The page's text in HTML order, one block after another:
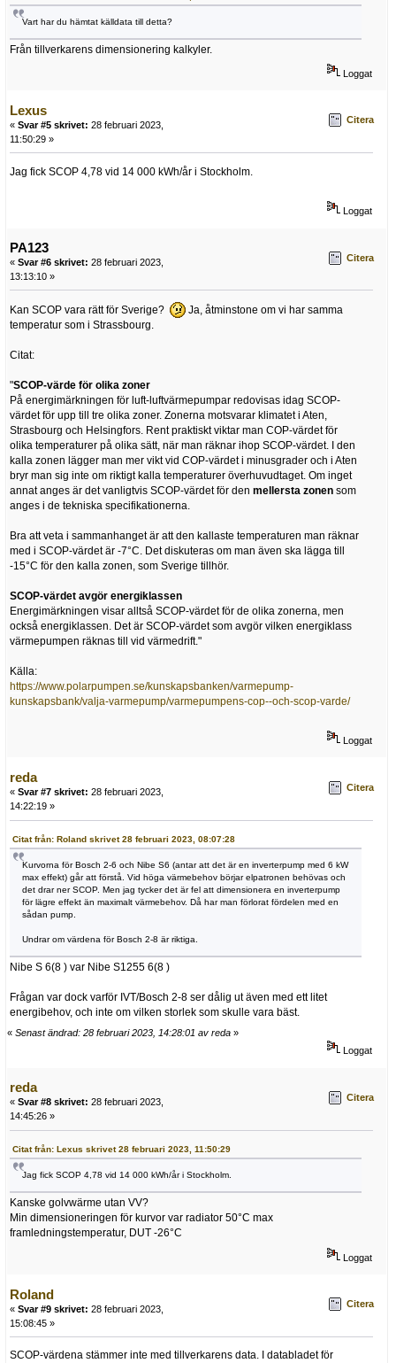
Vart har du hämtat källdata till detta?
Från tillverkarens dimensionering kalkyler.
Loggat
Lexus
« Svar #5 skrivet: 28 februari 2023,
11:50:29 »
Citera
Jag fick SCOP 4,78 vid 14 000 kWh/år i Stockholm.
Loggat
PA123
« Svar #6 skrivet: 28 februari 2023,
13:13:10 »
Citera
Kan SCOP vara rätt för Sverige?
Ja, åtminstone om vi har samma
temperatur som i Strassbourg.
Citat:
"SCOP-värde för olika zoner
På energimärkningen för luft-luftvärmepumpar redovisas idag SCOP-
värdet för upp till tre olika zoner. Zonerna motsvarar klimatet i Aten,
Strasbourg och Helsingfors. Rent praktiskt viktar man COP-värdet för
olika temperaturer på olika sätt, när man räknar ihop SCOP-värdet. I den
kalla zonen lägger man mer vikt vid COP-värdet i minusgrader och i Aten
bryr man sig inte om riktigt kalla temperaturer överhuvudtaget. Om inget
annat anges är det vanligtvis SCOP-värdet för den mellersta zonen som
anges i de tekniska specifikationerna.
Bra att veta i sammanhanget är att den kallaste temperaturen man räknar
med i SCOP-värdet är -7°C. Det diskuteras om man även ska lägga till
-15°C för den kalla zonen, som Sverige tillhör.
SCOP-värdet avgör energiklassen
Energimärkningen visar alltså SCOP-värdet för de olika zonerna, men
också energiklassen. Det är SCOP-värdet som avgör vilken energiklass
värmepumpen räknas till vid värmedrift."
Källa:
https://www.polarpumpen.se/kunskapsbanken/varmepump-
kunskapsbank/valja-varmepump/varmepumpens-cop--och-scop-varde/
Loggat
reda
« Svar #7 skrivet: 28 februari 2023,
14:22:19 »
Citera
Citat från: Roland skrivet 28 februari 2023, 08:07:28
Kurvorna för Bosch 2-6 och Nibe S6 (antar att det är en inverterpump med 6 kW
max effekt) går att förstå. Vid höga värmebehov börjar elpatronen behövas och
det drar ner SCOP. Men jag tycker det är fel att dimensionera en inverterpump
för lägre effekt än maximalt värmebehov. Då har man förlorat fördelen med en
sådan pump.
Undrar om värdena för Bosch 2-8 är riktiga.
Nibe S 6(8 ) var Nibe S1255 6(8 )
Frågan var dock varför IVT/Bosch 2-8 ser dålig ut även med ett litet
energibehov, och inte om vilken storlek som skulle vara bäst.
« Senast ändrad: 28 februari 2023, 14:28:01 av reda »
Loggat
reda
« Svar #8 skrivet: 28 februari 2023,
14:45:26 »
Citera
Citat från: Lexus skrivet 28 februari 2023, 11:50:29
Jag fick SCOP 4,78 vid 14 000 kWh/år i Stockholm.
Kanske golvwärme utan VV?
Min dimensioneringen för kurvor var radiator 50°C max
framledningstemperatur, DUT -26°C
Loggat
Roland
« Svar #9 skrivet: 28 februari 2023,
15:08:45 »
Citera
SCOP-värdena stämmer inte med tillverkarens data. I databladet för